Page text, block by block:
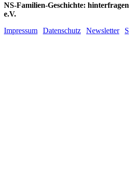
NS-Familien-Geschichte:
e.V.
Impressum
Datenschutz Newsletter